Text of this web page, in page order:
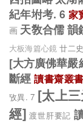
紀年坿考. 6 家
画 天敎合儒 韻
大板海篇心鏡 廿二
[大方廣佛華嚴
斷經 讀書齋叢
攷異. 7 [太上
經] 渡世肝要記